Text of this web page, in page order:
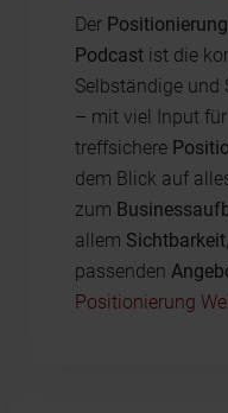
Der
Podcastist die
Selbständige und
– mit viel Input
treffsichere
dem Blick auf
zum
allem Sichtbarkeit,
passenden
Positionierung